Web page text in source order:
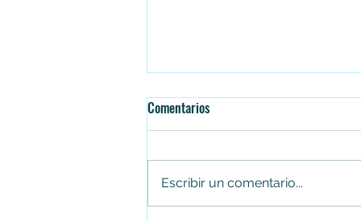
Comentarios
Escribir un comentario...